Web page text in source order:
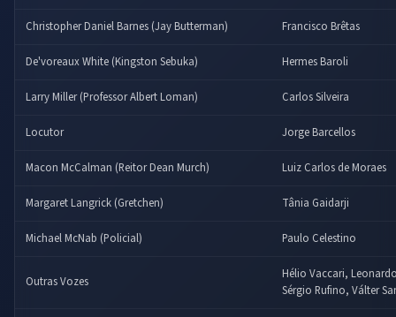
Christopher Daniel Barnes (Jay Butterman) Francisco Brêtas
De'voreaux White (Kingston Sebuka) Hermes Baroli
Larry Miller (Professor Albert Loman) Carlos Silveira
Locutor Jorge Barcellos
Macon McCalman (Reitor Dean Murch) Luiz Carlos de Moraes
Margaret Langrick (Gretchen) Tânia Gaidarji
Michael McNab (Policial) Paulo Celestino
Outras Vozes
Hélio Vaccari,
Sérgio Rufino, Válter